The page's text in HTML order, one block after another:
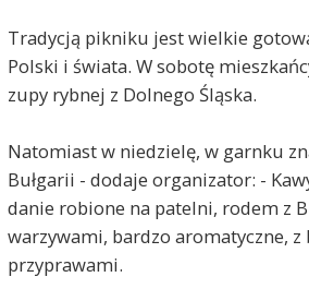
Tradycją pikniku jest wielkie
Polski i świata. W sobotę
zupy rybnej z Dolnego Śląska.
Natomiast w niedzielę, w garnku
Bułgarii - dodaje organizator: -
danie robione na patelni, rodem z
warzywami, bardzo aromatyczne, z
przyprawami.